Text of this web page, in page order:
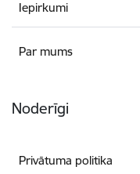
Iepirkumi
Par mums
Noderīgi
Privātuma politika